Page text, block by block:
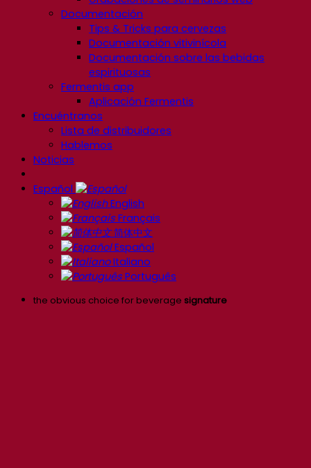
Documentación
Tips & Tricks para cervezas
Documentación vitivinícola
Documentación sobre las bebidas
espirituosas
Fermentis app
Aplicación Fermentis
Encuéntranos
Lista de distribuidores
Hablemos
Noticias
Español
English
Français
简体中文
Español
Italiano
Português
the obvious choice for beverage signature